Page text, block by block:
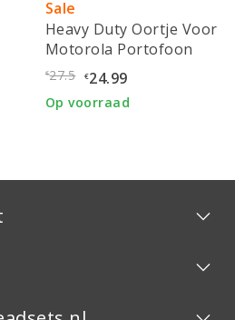
Sale
Heavy Duty Oortje Voor
Motorola Portofoon
€27.5 €24.99
Op voorraad